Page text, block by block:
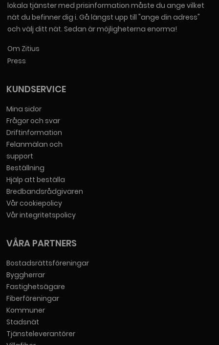
lokala tjänster med prisinformation måste du ange vilket
nät du befinner dig i. Gå längst upp till "ange din adress"
och välj ditt nät. Sedan är möjligheterna enorma!
Om Zitius
Press
KUNDSERVICE
Mina sidor
Frågor och svar
Driftinformation
Felanmälan och
support
Beställning
Hjälp att beställa
Bredbandsrådgivaren
Vår cookiepolicy
Vår integritetspolicy
VÅRA PARTNERS
Bostadsrättsföreningar
Byggherrar
Fastighetsägare
Fiberföreningar
Kommuner
Stadsnät
Tjänsteleverantörer